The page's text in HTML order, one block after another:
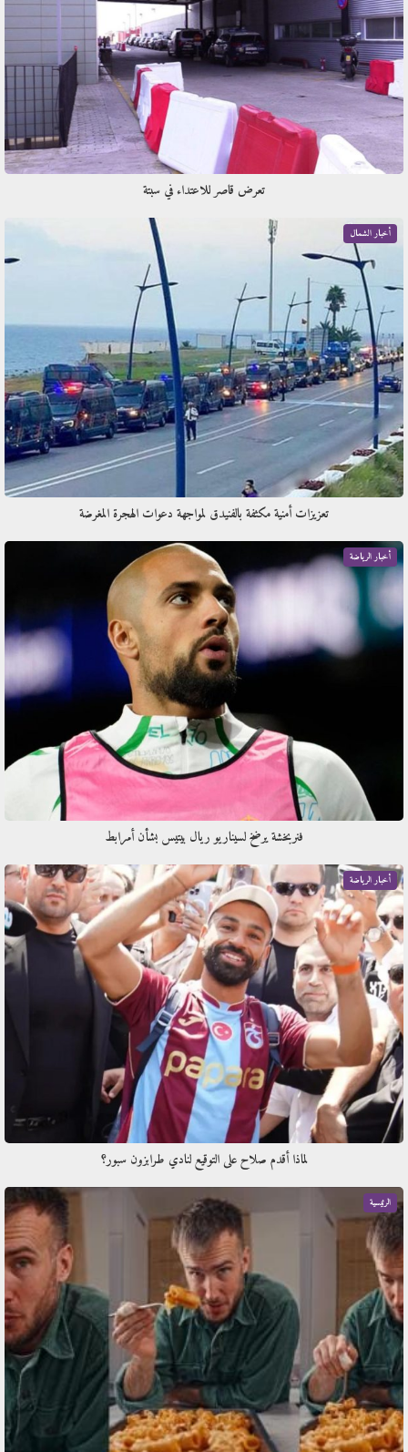
تعرض قاصر للاعتداء في سبتة
أخبار الشمال
تعزيزات أمنية مكثفة بالفنيدق لمواجهة دعوات الهجرة المغرضة
أخبار الرياضة
فنربخشة يرضخ لسيناريو ريال بيتيس بشأن أمرابط
أخبار الرياضة
لماذا أقدم صلاح على التوقيع لنادي طرابزون سبور؟
الرئيسية